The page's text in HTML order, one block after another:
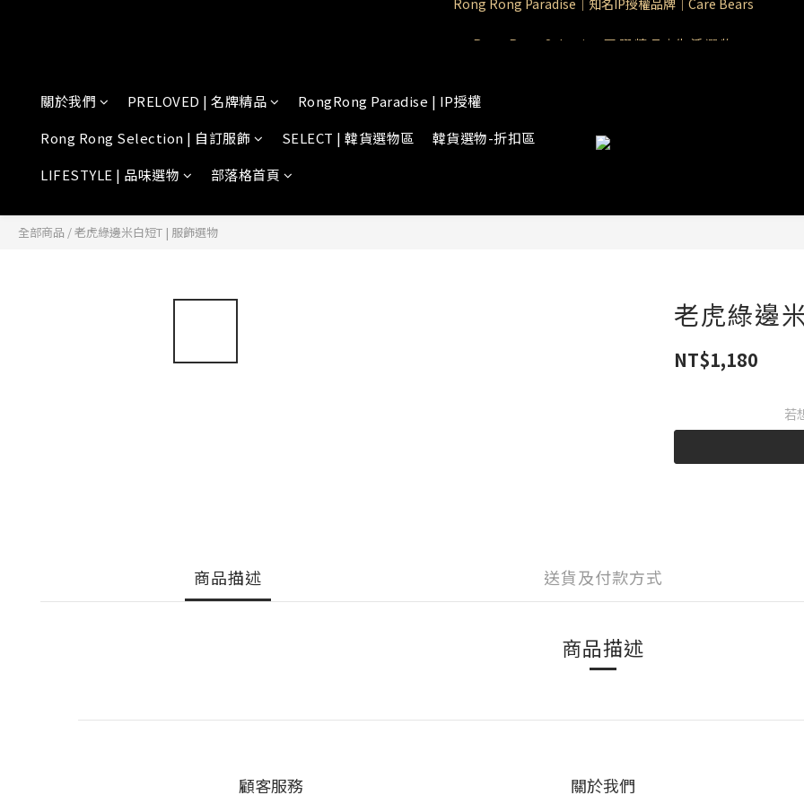
Rong Rong Selection 國 際 精 品｜生 活 選 物
關於我們 PRELOVED | 名牌精品
RongRong Paradise | IP授權
Rong Rong Selection | 自訂服飾
SELECT | 韓貨選物區
韓貨選物-折扣區
LIFESTYLE | 品味選物
部落格首頁
全部商品 /老虎綠邊米白短T | 服飾選物
老虎綠邊
NT$1,180
若
商品描述 送貨及付款方式
商品描述
顧客服務 關於我們